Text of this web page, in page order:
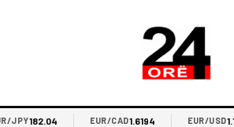
182.04 EUR/CAD1.6194 EUR/USD1.1552